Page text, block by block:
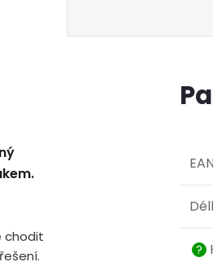
chodit
EAN
?